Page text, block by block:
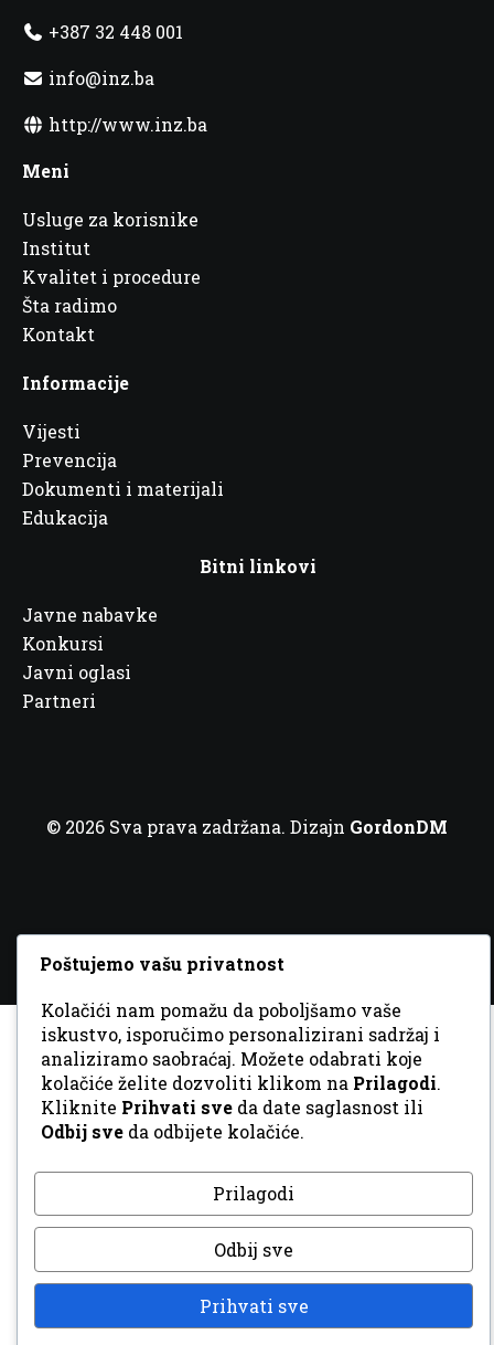
+387 32 448 001
info@inz.ba
http://www.inz.ba
Meni
Usluge za korisnike
Institut
Kvalitet i procedure
Šta radimo
Kontakt
Informacije
Vijesti
Prevencija
Dokumenti i materijali
Edukacija
Bitni linkovi
Javne nabavke
Konkursi
Javni oglasi
Partneri
© 2026 Sva prava zadržana. Dizajn GordonDM
Poštujemo vašu privatnost
Kolačići nam pomažu da poboljšamo vaše
iskustvo, isporučimo personalizirani sadržaj i
analiziramo saobraćaj. Možete odabrati koje
kolačiće želite dozvoliti klikom na Prilagodi.
Kliknite Prihvati sve da date saglasnost ili
Odbij sve da odbijete kolačiće.
Prilagodi
Odbij sve
Prihvati sve